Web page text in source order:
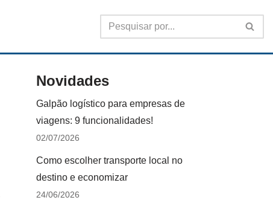
Novidades
Galpão logístico para empresas de
viagens: 9 funcionalidades!
02/07/2026
Como escolher transporte local no
destino e economizar
24/06/2026